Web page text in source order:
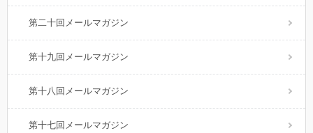
第二十回メールマガジン
第十九回メールマガジン
第十八回メールマガジン
第十七回メールマガジン